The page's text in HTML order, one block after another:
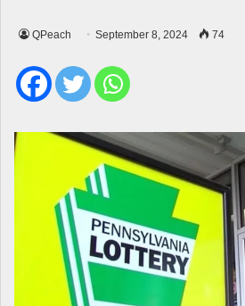
QPeach September 8, 2024 74